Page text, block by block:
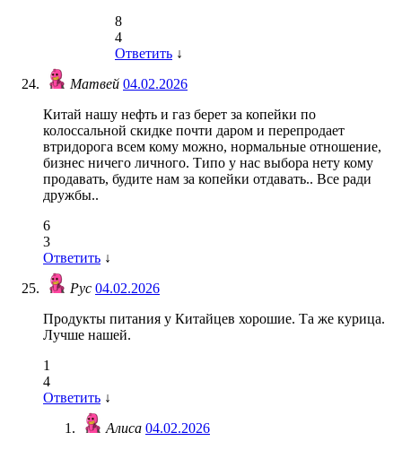
8
4
Ответить ↓
Матвей 04.02.2026
Китай нашу нефть и газ берет за копейки по
колоссальной скидке почти даром и перепродает
втридорога всем кому можно, нормальные отношение,
бизнес ничего личного. Типо у нас выбора нету кому
продавать, будите нам за копейки отдавать.. Все ради
дружбы..
6
3
Ответить ↓
Рус 04.02.2026
Продукты питания у Китайцев хорошие. Та же курица.
Лучше нашей.
1
4
Ответить ↓
Алиса 04.02.2026